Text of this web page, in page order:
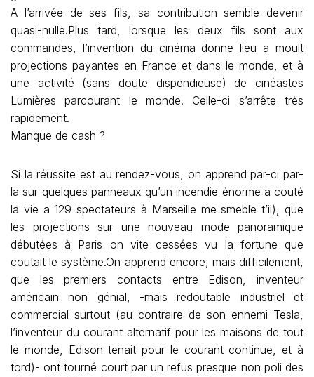
A l’arrivée de ses fils, sa contribution semble devenir
quasi-nulle.Plus tard, lorsque les deux fils sont aux
commandes, l’invention du cinéma donne lieu a moult
projections payantes en France et dans le monde, et à
une activité (sans doute dispendieuse) de cinéastes
Lumières parcourant le monde. Celle-ci s’arrête très
rapidement.
Manque de cash ?
Si la réussite est au rendez-vous, on apprend par-ci par-
la sur quelques panneaux qu’un incendie énorme a couté
la vie a 129 spectateurs à Marseille me smeble t’il), que
les projections sur une nouveau mode panoramique
débutées à Paris on vite cessées vu la fortune que
coutait le système.On apprend encore, mais difficilement,
que les premiers contacts entre Edison, inventeur
américain non génial, -mais redoutable industriel et
commercial surtout (au contraire de son ennemi Tesla,
l’inventeur du courant alternatif pour les maisons de tout
le monde, Edison tenait pour le courant continue, et à
tord)- ont tourné court par un refus presque non poli des